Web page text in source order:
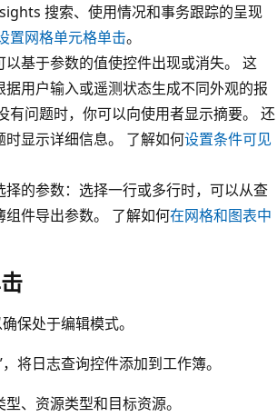
搜索、使用情况和事务跟踪的呈现
置网格单元格单击。
以基于参数的值使控件出现或消失。 这
据用户输入或遥测状态生成不同外观的报
有问题时，你可以向使用者显示摘要。 还
时显示详细信息。 了解如何设置条件可见
择的参数：选择一行或多行时，可以从查
组件导出参数。 了解如何在网格和图表中
保处于编辑模式。
将日志查询控件添加到工作簿。
、资源类型和目标资源。